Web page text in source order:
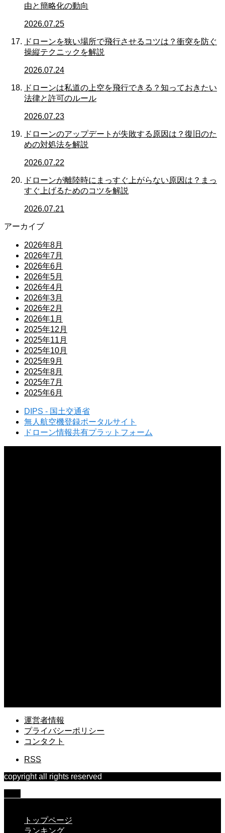
由と簡略化の動向
2026.07.25
ドローンを狭い場所で飛行させるコツは？衝突を防ぐ
操縦テクニックを解説
2026.07.24
ドローンは私道の上空を飛行できる？知っておきたい
法律と許可のルール
2026.07.23
ドローンのアップデートが失敗する原因は？復旧のた
めの対処法を解説
2026.07.22
ドローンが離陸時にまっすぐ上がらない原因は？まっ
すぐ上げるためのコツを解説
2026.07.21
アーカイブ
2026年8月
2026年7月
2026年6月
2026年5月
2026年4月
2026年3月
2026年2月
2026年1月
2025年12月
2025年11月
2025年10月
2025年9月
2025年8月
2025年7月
2025年6月
DIPS - 国土交通省
無人航空機登録ポータルサイト
ドローン情報共有プラットフォーム
運営者情報
プライバシーポリシー
コンタクト
RSS
copyright all rights reserved
トップページ
ランキング